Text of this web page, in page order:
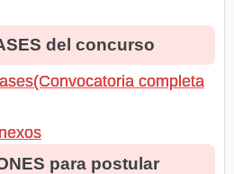
del concurso
completa
para postular